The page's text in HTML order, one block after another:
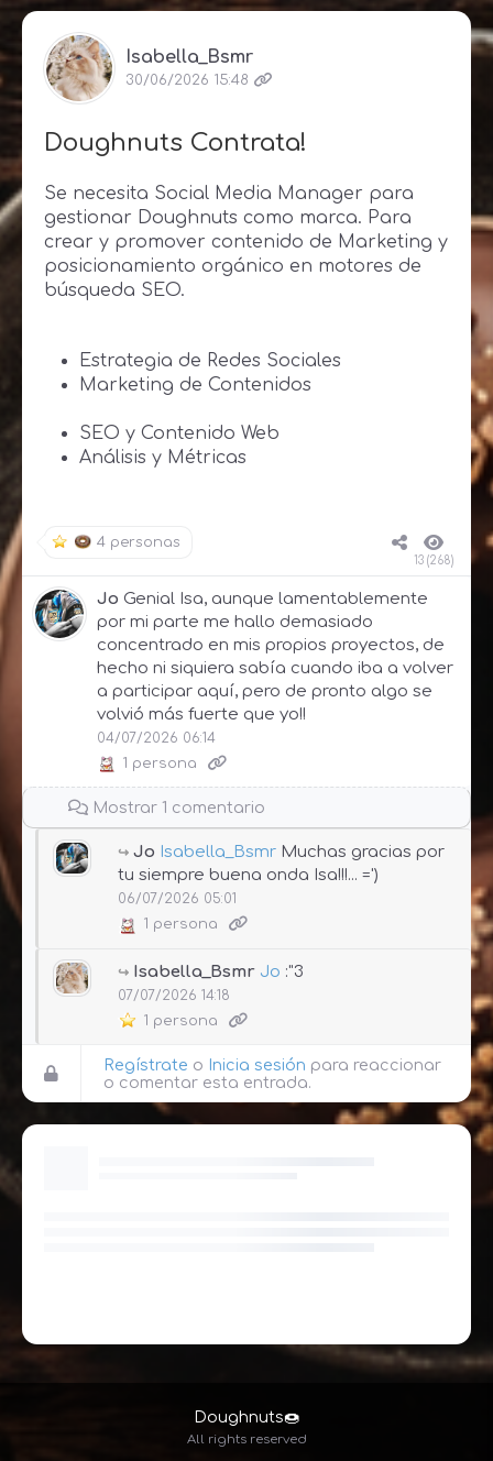
Isabella_Bsmr
30/06/2026 15:48
Doughnuts Contrata!
Se necesita Social Media Manager para
gestionar Doughnuts como marca. Para
crear y promover contenido de Marketing y
posicionamiento orgánico en motores de
búsqueda SEO.
Estrategia de Redes Sociales
Marketing de Contenidos
SEO y Contenido Web
Análisis y Métricas
4 personas
13 (268)
Jo Genial Isa, aunque lamentablemente
por mi parte me hallo demasiado
concentrado en mis propios proyectos, de
hecho ni siquiera sabía cuando iba a volver
a participar aquí, pero de pronto algo se
volvió más fuerte que yo!!
04/07/2026 06:14
1 persona
Mostrar 1 comentario
Jo Isabella_Bsmr Muchas gracias por
tu siempre buena onda Isa!!!... =')
06/07/2026 05:01
1 persona
Isabella_Bsmr Jo :"3
07/07/2026 14:18
1 persona
Regístrate o Inicia sesión para reaccionar
o comentar esta entrada.
Doughnuts🍩
All rights reserved